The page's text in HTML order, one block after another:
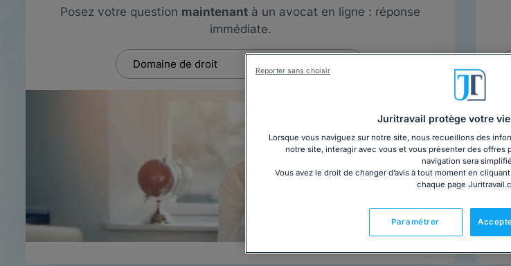
Posez votre question maintenant à un avocat en ligne : réponse
immédiate.
Appeler un avocat
Juritravail protège votre
Lorsque vous naviguez sur notre site, nous recueillons des
notre site, interagir avec vous et vous présenter des offres
navigation sera
Vous avez le droit de changer d’avis à tout moment en
chaque page
Paramétrer
Reporter sans choisir